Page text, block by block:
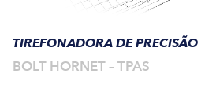
TIREFONADORA DE PRECISÃO
BOLT HORNET – TPAS